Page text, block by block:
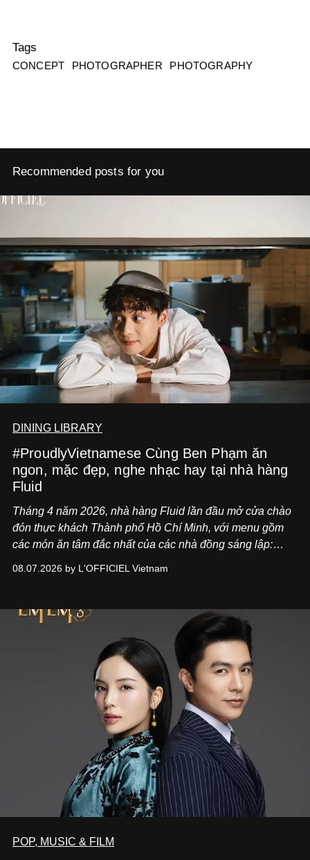
Tags
CONCEPT PHOTOGRAPHER PHOTOGRAPHY
Recommended posts for you
DINING LIBRARY
#ProudlyVietnamese Cùng Ben Phạm ăn
ngon, mặc đẹp, nghe nhạc hay tại nhà hàng
Fluid
Tháng 4 năm 2026, nhà hàng Fluid lần đầu mở cửa chào
đón thực khách Thành phố Hồ Chí Minh, với menu gồm
các món ăn tâm đắc nhất của các nhà đồng sáng lập:
món ăn đa dạng từ Á đến Âu nhanh chóng được yêu thích
mang đến niềm vui cho thực khách.
08.07.2026 by L'OFFICIEL Vietnam
POP, MUSIC & FILM